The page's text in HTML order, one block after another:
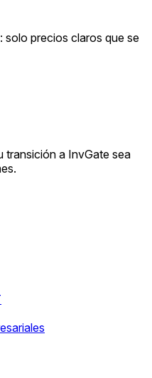
solo precios claros que se
transición a InvGate sea